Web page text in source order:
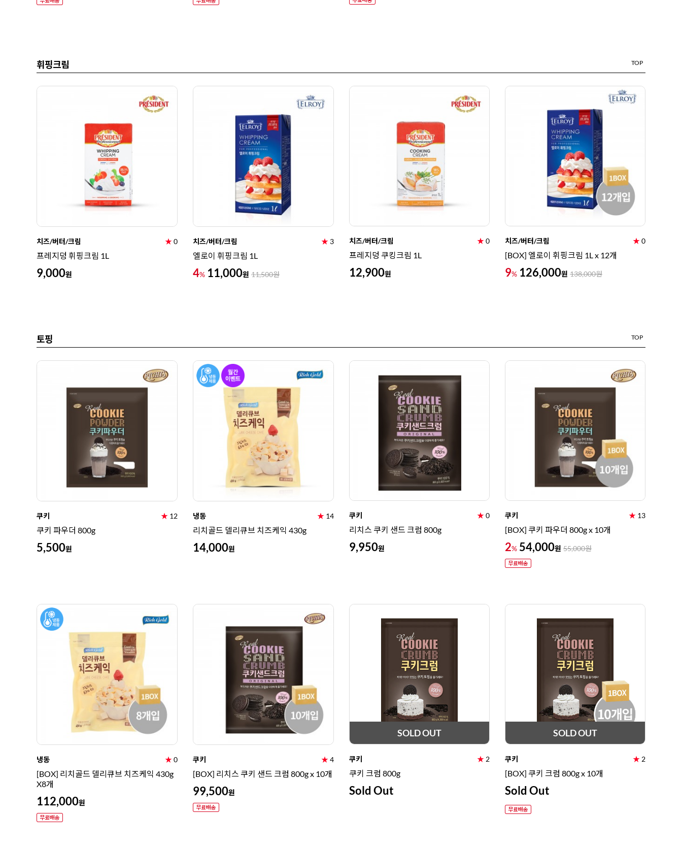
휘핑크림 TOP
치즈/버터/크림 ★0
프레지덩 휘핑크림 1L
9,000원
치즈/버터/크림 ★ 3
엘로이 휘핑크림 1L
4% 11,000원 11,500원
치즈/버터/크림 ★0
프레지덩 쿠킹크림 1L
12,900원
치즈/버터/크림 ★0
[BOX] 엘로이 휘핑크림 1L x 12개
9% 126,000원 138,000원
토핑 TOP
쿠키 ★ 12
쿠키 파우더 800g
5,500원
냉동 ★ 14
리치골드 델리큐브 치즈케익 430g
14,000원
쿠키 ★0
리치스 쿠키 샌드 크럼 800g
9,950원
쿠키 ★ 13
[BOX] 쿠키 파우더 800g x 10개
2% 54,000원 55,000원
냉동 ★0
[BOX] 리치골드 델리큐브 치즈케익 430g
X8개
112,000원
쿠키 ★4
[BOX] 리치스 쿠키 샌드 크럼 800g x 10개
99,500원
SOLD OUT
쿠키 ★ 2
쿠키 크럼 800g
Sold Out
SOLD OUT
쿠키 ★ 2
[BOX] 쿠키 크럼 800g x 10개
Sold Out